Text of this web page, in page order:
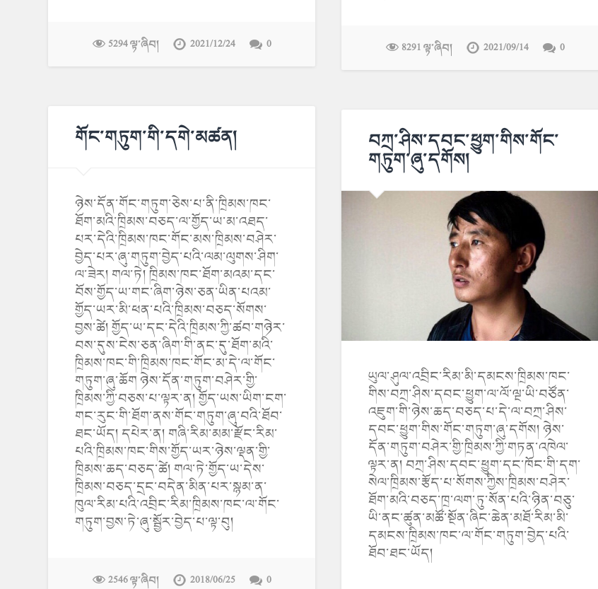
5294 ལྟ་ཞིབ། 2021/12/24 0 8291 ལྟ་ཞིབ། 2021/09/14 0
གོང་གཏུག་གི་དགེ་མཚན།
ཉེས་དོན་གོང་གཏུག་ཅེས་པ་ནི་ཁྲིམས་ཁང་
ཐོག་མའི་ཁྲིམས་བཅད་ལ་གྱོད་ཡ་མ་འཐད་
པར་དེའི་ཁྲིམས་ཁང་གོང་མས་ཁྲིམས་བཤེར་
བྱེད་པར་ཞུ་གཏུག་བྱེད་པའི་ལམ་ལུགས་ཤིག་
ལ་ཟེར། གལ་ཏེ། ཁྲིམས་ཁང་ཐོག་མའམ་དང་
བོས་གྱོད་ཡ་གང་ཞིག་ཉེས་ཅན་ཡིན་པའམ་
གྱོད་ཡར་མི་ཕན་པའི་ཁྲིམས་བཅད་སོགས་
བྱས་ཚེ། གྱོད་ཡ་དང་དེའི་ཁྲིམས་ཀྱི་ཚབ་གཉེར་
བས་དུས་ངེས་ཅན་ཞིག་གི་ནང་དུ་ཐོག་མའི་
ཁྲིམས་ཁང་གི་ཁྲིམས་ཁང་གོང་མ་དེ་ལ་གོང་
གཏུག་ཞུ་ཆོག ཉེས་དོན་གཏུག་བཤེར་གྱི་
ཁྲིམས་ཀྱི་བཅས་པ་ལྟར་ན། གྱོད་ཡས་ཡིག་ངག་
གང་རུང་གི་ཐོག་ནས་གོང་གཏུག་ཞུ་བའི་ཐོབ་
ཐང་ཡོད། དཔེར་ན། གཞི་རིམ་མམ་རྫོང་རིམ་
པའི་ཁྲིམས་ཁང་གིས་གྱོད་ཡར་ཉེས་ལྡན་གྱི་
ཁྲིམས་ཆད་བཅད་ཚེ། གལ་ཏེ་གྱོད་ཡ་དེས་
ཁྲིམས་བཅད་དྲང་བདེན་མིན་པར་སྙམ་ན་
ཁུལ་རིམ་པའི་འབྲིང་རིམ་ཁྲིམས་ཁང་ལ་གོང་
གཏུག་བྱས་ཏེ་ཞུ་སྦྱོར་བྱེད་པ་ལྟ་བུ།
2546 ལྟ་ཞིབ། 2018/06/25 0
བཀྲ་ཤིས་དབང་ཕྱུག་གིས་གོང་
གཏུག་ཞུ་དགོས།
ཡུལ་ཤུལ་འབྲིང་རིམ་མི་དམངས་ཁྲིམས་ཁང་
གིས་བཀྲ་ཤིས་དབང་ཕྱུག་ལ་ལོ་ལྔ་ཡི་བཙོན་
འཇུག་གི་ཉེས་ཆད་བཅད་པ་དེ་ལ་བཀྲ་ཤིས་
དབང་ཕྱུག་གིས་གོང་གཏུག་ཞུ་དགོས། ཉེས་
དོན་གཏུག་བཤེར་གྱི་ཁྲིམས་ཀྱི་གཏན་འཁེལ་
ལྟར་ན། བཀྲ་ཤིས་དབང་ཕྱུག་དང་ཁོང་གི་དག་
སེལ་ཁྲིམས་རྩོད་པ་སོགས་ཀྱིས་ཁྲིམས་བཤེར་
ཐོག་མའི་བཅད་ཁྲ་ལག་ཏུ་སོན་པའི་ཉིན་བཅུ་
ཡི་ནང་ཚུན་མཚོ་སྔོན་ཞིང་ཆེན་མཐོ་རིམ་མི་
དམངས་ཁྲིམས་ཁང་ལ་གོང་གཏུག་བྱེད་པའི་
ཐོབ་ཐང་ཡོད།